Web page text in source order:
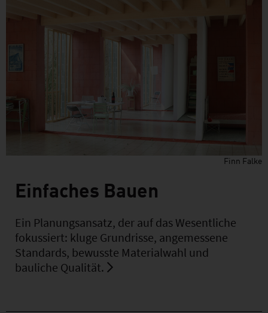
Finn Falke
Einfaches Bauen
Ein Planungsansatz, der auf das Wesentliche
fokussiert: kluge Grundrisse, angemessene
Standards, bewusste Materialwahl und
bauliche Qualität.